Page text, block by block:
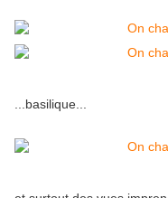
...basilique...